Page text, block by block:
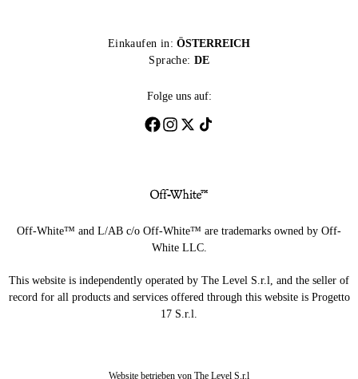
Einkaufen in: ÖSTERREICH
Sprache: DE
Folge uns auf:
Off-White™ and L/AB c/o Off-White™ are trademarks owned by Off-
White LLC.
This website is independently operated by The Level S.r.l, and the seller of
record for all products and services offered through this website is Progetto
17 S.r.l.
Website betrieben von The Level S.r.l